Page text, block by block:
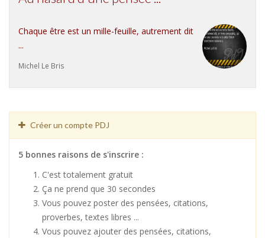
Chaque être est un mille-feuille, autrement dit
...
Michel Le Bris
Créer un compte PDJ
5 bonnes raisons de s'inscrire :
C'est totalement gratuit
Ça ne prend que 30 secondes
Vous pouvez poster des pensées, citations,
proverbes, textes libres ...
Vous pouvez ajouter des pensées, citations,